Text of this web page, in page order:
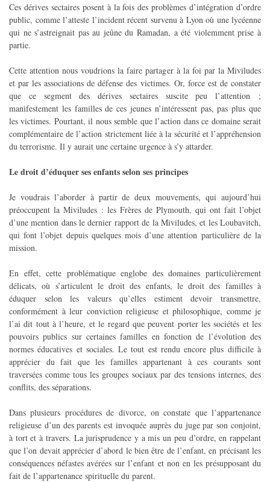
Ces dérives sectaires posent à la fois des problèmes d’intégration d’ordre
public, comme l’atteste l’incident récent survenu à Lyon où une lycéenne
qui ne s’astreignait pas au jeûne du Ramadan, a été violemment prise à
partie.
Cette attention nous voudrions la faire partager à la foi par la Miviludes
et par les associations de défense des victimes. Or, force est de constater
que ce segment des dérives sectaires suscite peu l’attention ;
manifestement les familles de ces jeunes n’intéressent pas, pas plus que
les victimes. Pourtant, il nous semble que l’action dans ce domaine serait
complémentaire de l’action strictement liée à la sécurité et l’appréhension
du terrorisme. Il y aurait une certaine urgence à s’y attarder.
Le droit d’éduquer ses enfants selon ses principes
Je voudrais l’aborder à partir de deux mouvements, qui aujourd’hui
préoccupent la Miviludes : les Frères de Plymouth, qui ont fait l’objet
d’une mention dans le dernier rapport de la Miviludes, et les Loubavitch,
qui font l’objet depuis quelques mois d’une attention particulière de la
mission.
En effet, cette problématique englobe des domaines particulièrement
délicats, où s’articulent le droit des enfants, le droit des familles à
éduquer selon les valeurs qu’elles estiment devoir transmettre,
conformément à leur conviction religieuse et philosophique, comme je
l’ai dit tout à l’heure, et le regard que peuvent porter les sociétés et les
pouvoirs publics sur certaines familles en fonction de l’évolution des
normes éducatives et sociales. Le tout est rendu encore plus difficile à
apprécier du fait que les familles appartenant à ces courants sont
traversées comme tous les groupes sociaux par des tensions internes, des
conflits, des séparations.
Dans plusieurs procédures de divorce, on constate que l’appartenance
religieuse d’un des parents est invoquée auprès du juge par son conjoint,
à tort et à travers. La jurisprudence y a mis un peu d’ordre, en rappelant
que l’on devait apprécier d’abord le bien être de l’enfant, en précisant les
conséquences néfastes avérées sur l’enfant et non en les présupposant du
fait de l’appartenance spirituelle du parent.